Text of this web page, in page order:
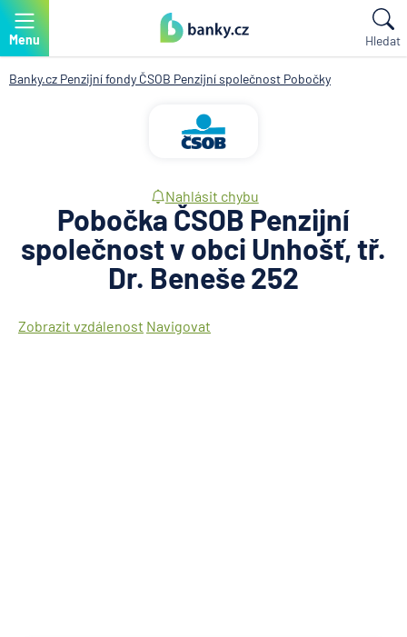
Menu Hledat
Banky.cz Penzijní fondy ČSOB Penzijní společnost Pobočky
Nahlásit chybu
Pobočka ČSOB Penzijní
společnost v obci Unhošť, tř.
Dr. Beneše 252
Zobrazit vzdálenost Navigovat